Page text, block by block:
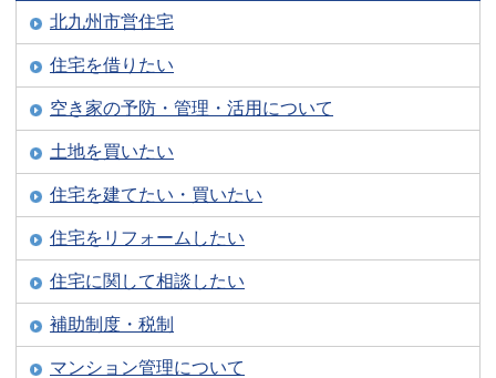
北九州市営住宅
住宅を借りたい
空き家の予防・管理・活用について
土地を買いたい
住宅を建てたい・買いたい
住宅をリフォームしたい
住宅に関して相談したい
補助制度・税制
マンション管理について